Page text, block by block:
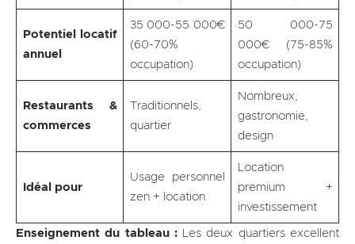
Potentiel locatif
annuel
35 000-55 000€
(60-70%
occupation)
50 000-75
000€ (75-85%
occupation)
Restaurants &
commerces
Traditionnels,
quartier
Nombreux,
gastronomie,
design
Idéal pour
Usage personnel
zen + location
Location
premium +
investissement
Enseignement du tableau :Les deux quartiers excellent